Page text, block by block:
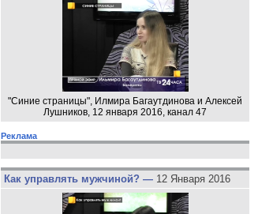
"Синие страницы", Илмира Багаутдинова и Алексей
Лушников, 12 января 2016, канал 47
Реклама
Как управлять мужчиной? — 12 Января 2016